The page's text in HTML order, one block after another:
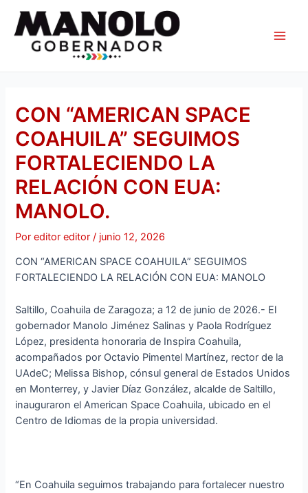
contenido
CON “AMERICAN SPACE
COAHUILA” SEGUIMOS
FORTALECIENDO LA
RELACIÓN CON EUA:
MANOLO.
Poreditor editor/ junio 12, 2026
CON “AMERICAN SPACE COAHUILA” SEGUIMOS
FORTALECIENDO LA RELACIÓN CON EUA: MANOLO
Saltillo, Coahuila de Zaragoza; a 12 de junio de 2026.- El
gobernador Manolo Jiménez Salinas y Paola Rodríguez
López, presidenta honoraria de Inspira Coahuila,
acompañados por Octavio Pimentel Martínez, rector de la
UAdeC; Melissa Bishop, cónsul general de Estados Unidos
en Monterrey, y Javier Díaz González, alcalde de Saltillo,
inauguraron el American Space Coahuila, ubicado en el
Centro de Idiomas de la propia universidad.
“En Coahuila seguimos trabajando para fortalecer nuestro
de
entradas